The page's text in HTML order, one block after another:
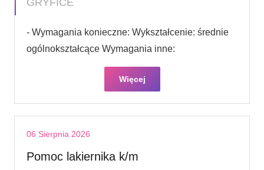
- Wymagania konieczne: Wykształcenie: średnie
ogólnokształcące Wymagania inne:
Więcej
06 Sierpnia 2026
Pomoc lakiernika k/m